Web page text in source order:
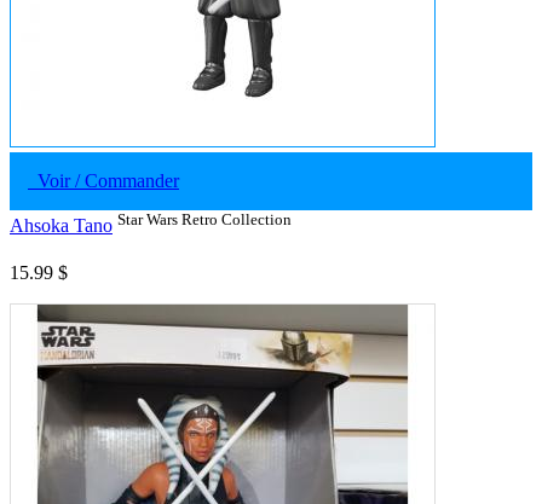
Voir / Commander
Ahsoka Tano Star Wars Retro Collection
15.99 $